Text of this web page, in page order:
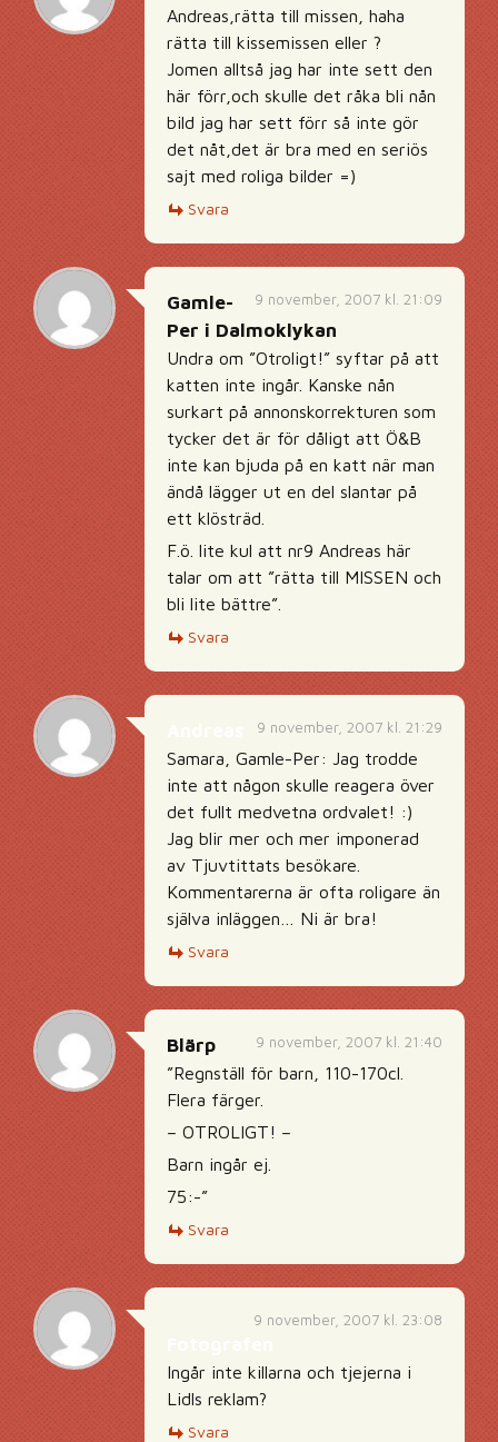
Andreas,rätta till missen, haha
rätta till kissemissen eller ?
Jomen alltså jag har inte sett den
här förr,och skulle det råka bli nån
bild jag har sett förr så inte gör
det nåt,det är bra med en seriös
sajt med roliga bilder =)
Svara
9 november, 2007 kl. 21:09
Gamle-
Per i Dalmoklykan
Undra om ”Otroligt!” syftar på att
katten inte ingår. Kanske nån
surkart på annonskorrekturen som
tycker det är för dåligt att Ö&B
inte kan bjuda på en katt när man
ändå lägger ut en del slantar på
ett klösträd.
F.ö. lite kul att nr9 Andreas här
talar om att ”rätta till MISSEN och
bli lite bättre”.
Svara
9 november, 2007 kl. 21:29
Samara, Gamle-Per: Jag trodde
inte att någon skulle reagera över
det fullt medvetna ordvalet! :)
Jag blir mer och mer imponerad
av Tjuvtittats besökare.
Kommentarerna är ofta roligare än
själva inläggen… Ni är bra!
Svara
9 november, 2007 kl. 21:40
Blärp
”Regnställ för barn, 110-170cl.
Flera färger.
– OTROLIGT! –
Barn ingår ej.
75:-”
Svara
9 november, 2007 kl. 23:08
Ingår inte killarna och tjejerna i
Lidls reklam?
Svara